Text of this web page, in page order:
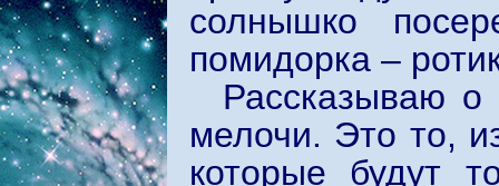
солнышко
помидорка –
Рассказываю
мелочи. Это то,
которые будут